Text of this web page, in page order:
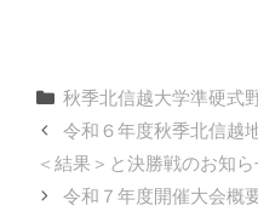
カ
テ
ゴ
リ
ー
秋季北信越大学準硬式
令和６年度秋季北信越
＜結果＞と決勝戦のお知
令和７年度開催大会概